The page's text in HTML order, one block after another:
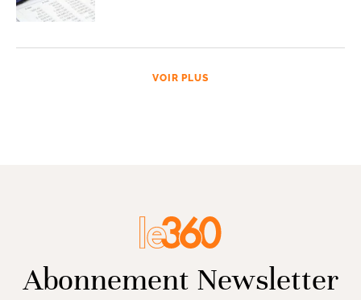
VOIR PLUS
Abonnement Newsletter